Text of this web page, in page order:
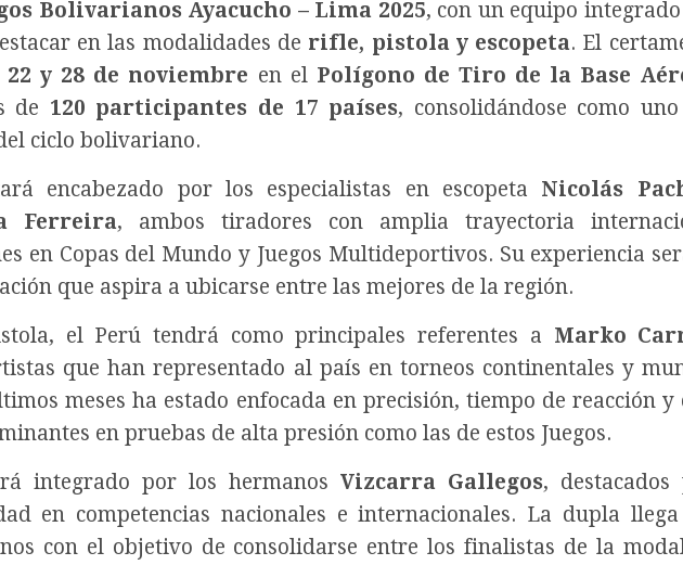
Bolivarianos Ayacucho – Lima 2025, con un equipo
en las modalidades de rifle, pistola y escopeta. El
22 y 28 de noviembre en el Polígono de Tiro de la Base
de 120 participantes de 17 países, consolidándose como
ciclo bolivariano.
encabezado por los especialistas en escopeta Nicolás
Ferreira, ambos tiradores con amplia trayectoria
en Copas del Mundo y Juegos Multideportivos. Su experiencia
que aspira a ubicarse entre las mejores de la región.
el Perú tendrá como principales referentes a Marko
que han representado al país en torneos continentales y
meses ha estado enfocada en precisión, tiempo de reacción
en pruebas de alta presión como las de estos Juegos.
integrado por los hermanos Vizcarra Gallegos,
en competencias nacionales e internacionales. La dupla
con el objetivo de consolidarse entre los finalistas de la